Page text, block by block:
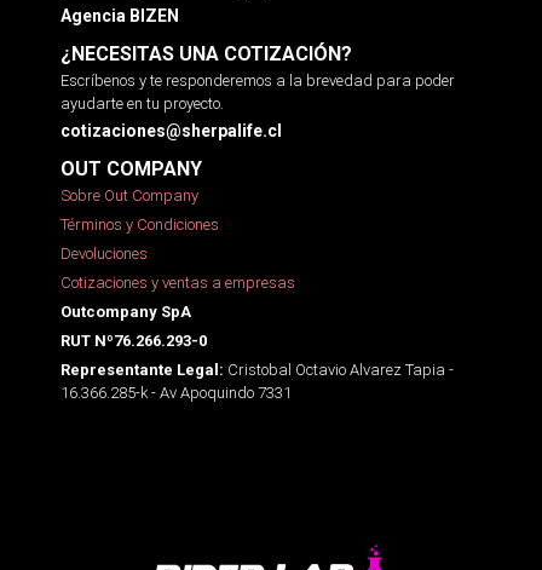
Agencia BIZEN
¿NECESITAS UNA COTIZACIÓN?
Escríbenos y te responderemos a la brevedad para poder
ayudarte en tu proyecto.
cotizaciones@sherpalife.cl
OUT COMPANY
Sobre Out Company
Términos y Condiciones
Devoluciones
Cotizaciones y ventas a empresas
Outcompany SpA
RUT Nº76.266.293-0
Representante Legal: Cristobal Octavio Alvarez Tapia -
16.366.285-k - Av Apoquindo 7331